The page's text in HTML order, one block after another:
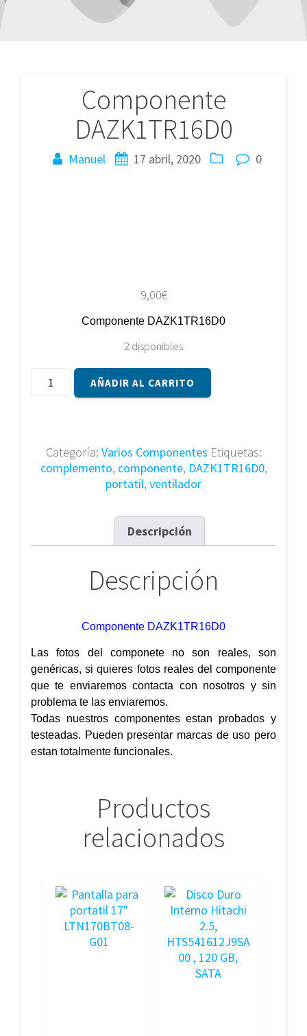
Componente
DAZK1TR16D0
Manuel 17 abril, 2020 0
9,00€
Componente DAZK1TR16D0
2 disponibles
Componente
DAZK1TR16D0
AÑADIR AL CARRITO
Categoría: Varios Componentes Etiquetas:
complemento, componente, DAZK1TR16D0,
portatil, ventilador
Descripción
Descripción
Componente DAZK1TR16D0
Las fotos del componete no son reales, son
genéricas, si quieres fotos reales del componente
que te enviaremos contacta con nosotros y sin
problema te las enviaremos.
Todas nuestros componentes estan probados y
testeadas. Pueden presentar marcas de uso pero
estan totalmente funcionales.
Productos
relacionados
Navegación
entradas